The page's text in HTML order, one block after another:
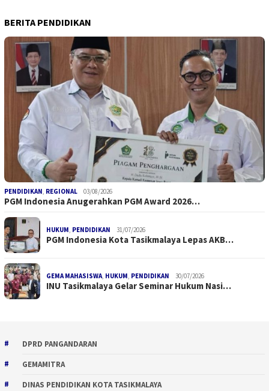
BERITA PENDIDIKAN
PENDIDIKAN REGIONAL 03/08/2026
PGM Indonesia Anugerahkan PGM Award 2026…
HUKUM PENDIDIKAN 31/07/2026
PGM Indonesia Kota Tasikmalaya Lepas AKB…
GEMA MAHASISWA HUKUM PENDIDIKAN 30/07/2026
INU Tasikmalaya Gelar Seminar Hukum Nasi…
DPRD PANGANDARAN
GEMAMITRA
DINAS PENDIDIKAN KOTA TASIKMALAYA